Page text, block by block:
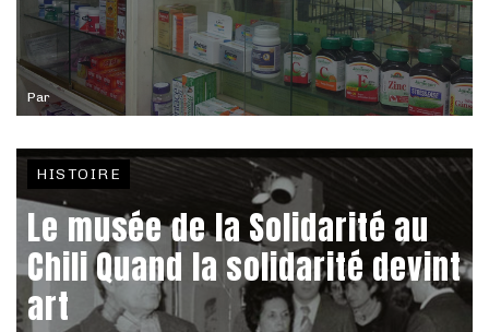
Par
HISTOIRE
Le musée de la Solidarité au
Chili Quand la solidarité devint
art